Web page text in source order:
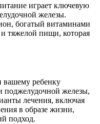
играет ключевую
железы.
богатый витаминами
тяжелой пищи, которая
вашему ребенку
поджелудочной железы,
лечения, включая
в образе жизни,
подход.